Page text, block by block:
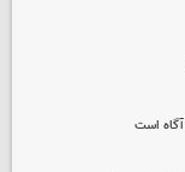
آگاه است